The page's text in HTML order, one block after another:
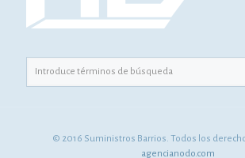
© 2016 Suministros Barrios. Todos los
agencianodo.com